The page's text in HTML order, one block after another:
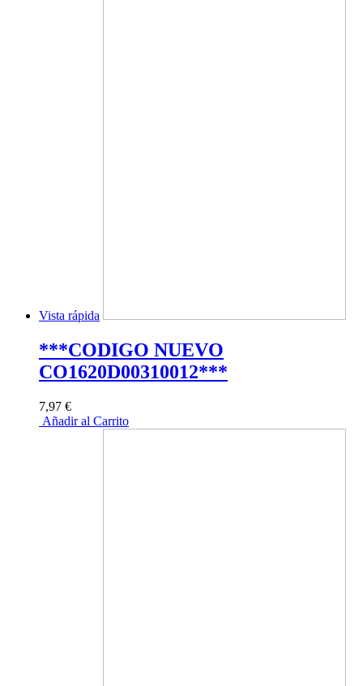
Vista rápida
***CODIGO NUEVO
CO1620D00310012***
7,97 €
Añadir al Carrito